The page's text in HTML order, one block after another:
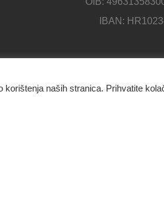
IBAN:
Ulica
naših stranica. Prihvatite